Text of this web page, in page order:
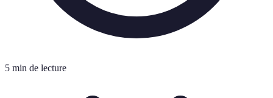
5 min de lecture